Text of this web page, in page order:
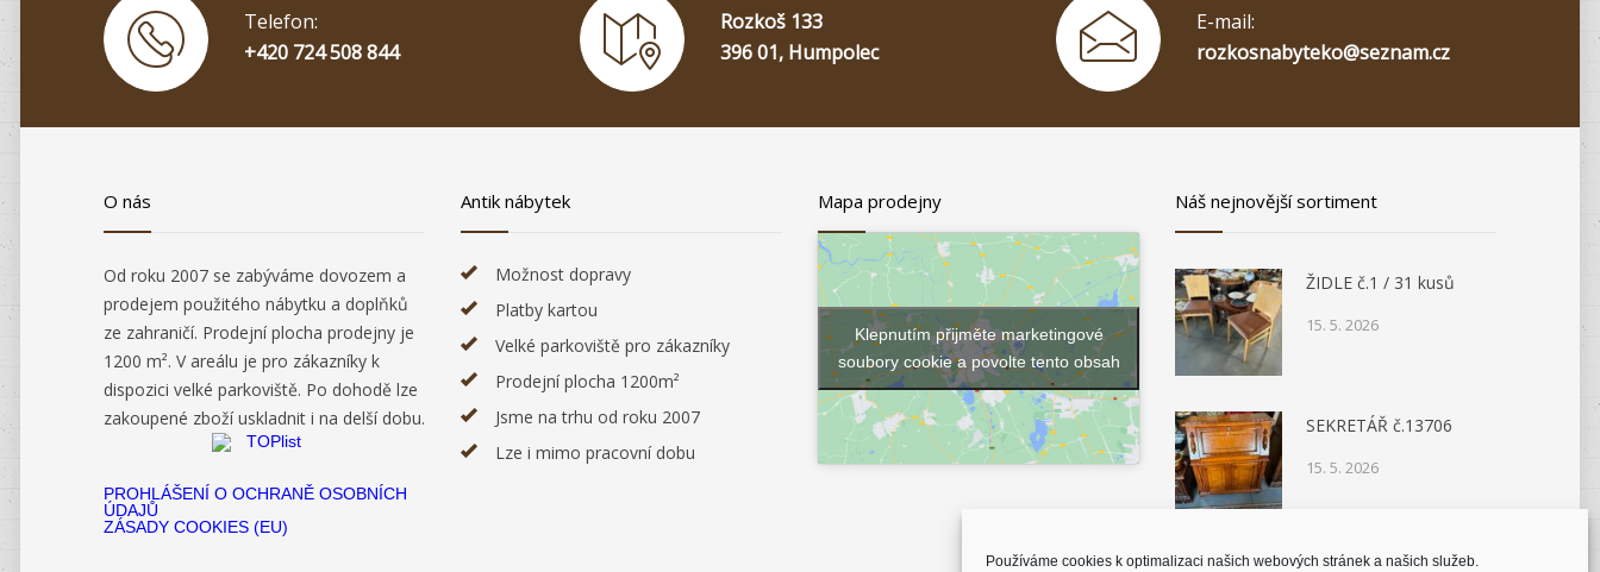
Používáme cookies k optimalizaci našich webových stránek a našich služeb.
Telefon:
+420 724 508 844
Rozkoš 133
396 01, Humpolec
E-mail:
rozkosnabyteko@seznam.cz
O nás
Od roku 2007 se zabýváme dovozem a
prodejem použitého nábytku a doplňků
ze zahraničí. Prodejní plocha prodejny je
1200 m². V areálu je pro zákazníky k
dispozici velké parkoviště. Po dohodě lze
zakoupené zboží uskladnit i na delší dobu.
PROHLÁŠENÍ O OCHRANĚ OSOBNÍCH
ÚDAJŮ
ZÁSADY COOKIES (EU)
Antik nábytek
Možnost dopravy
Platby kartou
Velké parkoviště pro zákazníky
Prodejní plocha 1200m²
Jsme na trhu od roku 2007
Lze i mimo pracovní dobu
Mapa prodejny
Klepnutím přijměte marketingové
soubory cookie a povolte tento obsah
Náš nejnovější sortiment
ŽIDLE č.1 / 31 kusů
15. 5. 2026
SEKRETÁŘ č.13706
15. 5. 2026